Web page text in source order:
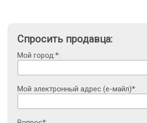
Спросить продавца:
Мой город:*:
Мой электронный адрес (е-майл)*: